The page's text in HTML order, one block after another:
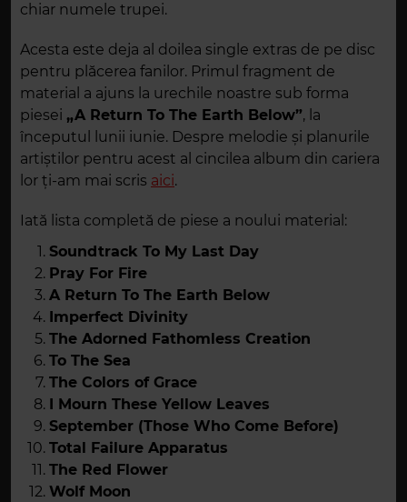
chiar numele trupei.
Acesta este deja al doilea single extras de pe disc
pentru plăcerea fanilor. Primul fragment de
material a ajuns la urechile noastre sub forma
piesei „A Return To The Earth Below”, la
începutul lunii iunie. Despre melodie și planurile
artiștilor pentru acest al cincilea album din cariera
lor ți-am mai scris aici.
Iată lista completă de piese a noului material:
Soundtrack To My Last Day
Pray For Fire
A Return To The Earth Below
Imperfect Divinity
The Adorned Fathomless Creation
To The Sea
The Colors of Grace
I Mourn These Yellow Leaves
September (Those Who Come Before)
Total Failure Apparatus
The Red Flower
Wolf Moon